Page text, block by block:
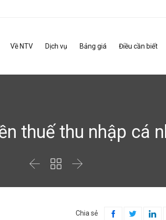
Về NTV Dịch vụ Bảng giá Điều cần biết
thuế thu nhập cá
  
Chia sẻ   